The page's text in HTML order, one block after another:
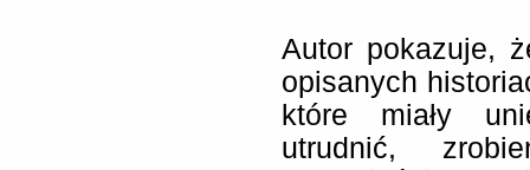
Autor pokazuje,
opisanych
które miały
utrudnić,